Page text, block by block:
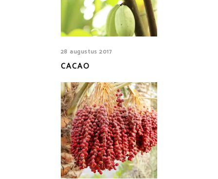
28 augustus 2017
CACAO